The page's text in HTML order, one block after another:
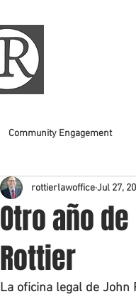
Community Engagement
Otro año
Rottier
rottierlawofficeJul 27,
La oficina legal de John